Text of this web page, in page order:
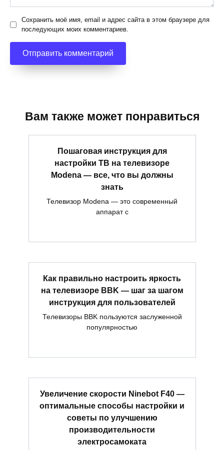
Сохранить моё имя, email и адрес сайта в этом браузере для
последующих моих комментариев.
Вам также может понравиться
Пошаговая инструкция для
настройки ТВ на телевизоре
Modena — все, что вы должны
знать
Телевизор Modena — это современный
аппарат с
Как правильно настроить яркость
на телевизоре BBK — шаг за шагом
инструкция для пользователей
Телевизоры BBK пользуются заслуженной
популярностью
Увеличение скорости Ninebot F40 —
оптимальные способы настройки и
советы по улучшению
производительности
электросамоката